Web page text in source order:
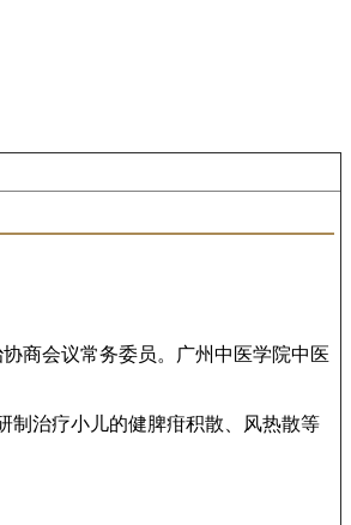
商会议常务委员。广州中医学院中医
制治疗小儿的健脾疳积散、风热散等